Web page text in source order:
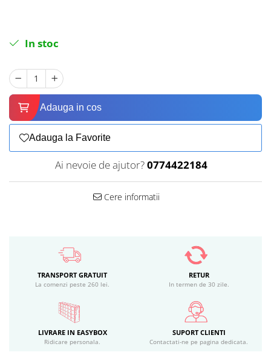
In stoc
Adauga in cos
Adauga la Favorite
Ai nevoie de ajutor?0774422184
Cere informatii
TRANSPORT GRATUIT
La comenzi peste 260 lei.
RETUR
In termen de 30 zile.
LIVRARE IN EASYBOX
Ridicare personala.
SUPORT CLIENTI
Contactati-ne pe pagina dedicata.